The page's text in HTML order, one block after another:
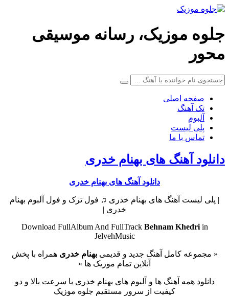
جلوه موزیک، رسانه موسیقی
محور
صفحه اصلی
تک آهنگ
آلبوم
پلی لیست
تماس با ما
دانلود آهنگ های بهنام خدری
دانلود آهنگ های بهنام خدری
| پلی لیست آهنگ های بهنام خدری ♫ فول ترک و فول آلبوم بهنام
خدری |
Download FullAlbum And FullTrack Behnam Khedri in
JelvehMusic
« مجموعه کامل آهنگ جدید و قدیمیبهنام خدری همراه با پخش
آنلاین تمام موزیک ها »
دانلود همه آهنگ ها و آلبوم های بهنام خدری با سرعت بالا و دو
کیفیت از سرور مستقیم جلوه موزیک